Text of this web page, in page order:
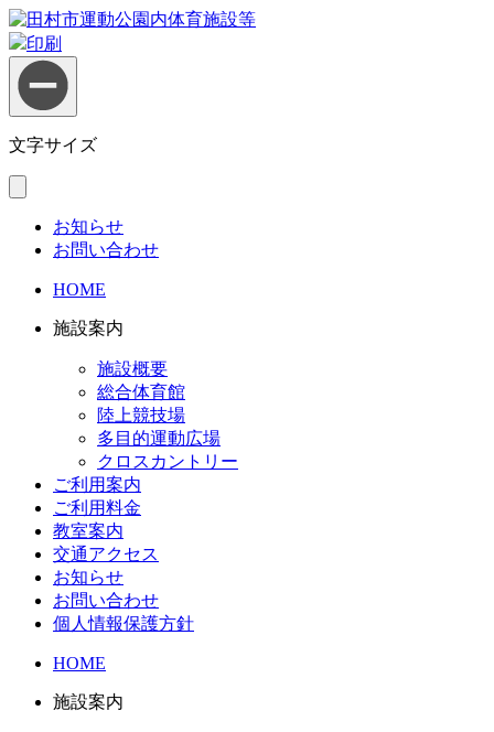
印刷
文字サイズ
お知らせ
お問い合わせ
HOME
施設案内
施設概要
総合体育館
陸上競技場
多目的運動広場
クロスカントリー
ご利用案内
ご利用料金
教室案内
交通アクセス
お知らせ
お問い合わせ
個人情報保護方針
HOME
施設案内